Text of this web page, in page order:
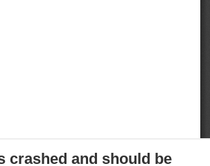
crashed and should be